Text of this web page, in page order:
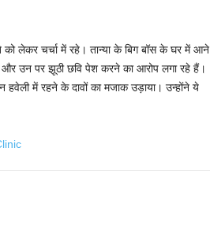
को लेकर चर्चा में रहे। तान्या के बिग बॉस के घर में आने
उन पर झूठी छवि पेश करने का आरोप लगा रहे हैं।
हवेली में रहने के दावों का मजाक उड़ाया। उन्होंने ये